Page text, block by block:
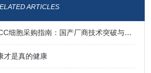
ARTICLES
高性价比ATCC细胞采购指南：国产厂商技术突破与进口替代分析
才是真的健康